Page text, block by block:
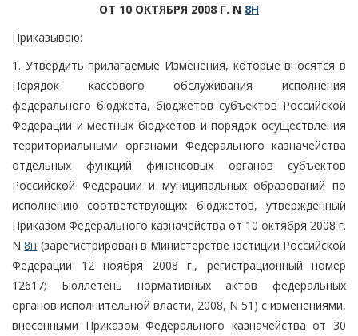
ОТ 10 ОКТЯБРЯ 2008 Г. N 8Н
Приказываю:
1. Утвердить прилагаемые Изменения, которые вносятся в
Порядок кассового обслуживания исполнения
федерального бюджета, бюджетов субъектов Российской
Федерации и местных бюджетов и порядок осуществления
территориальными органами Федерального казначейства
отдельных функций финансовых органов субъектов
Российской Федерации и муниципальных образований по
исполнению соответствующих бюджетов, утвержденный
Приказом Федерального казначейства от 10 октября 2008 г.
N8н (зарегистрирован в Министерстве юстиции Российской
Федерации 12 ноября 2008 г., регистрационный номер
12617; Бюллетень нормативных актов федеральных
органов исполнительной власти, 2008, N 51) с изменениями,
внесенными Приказом Федерального казначейства от 30